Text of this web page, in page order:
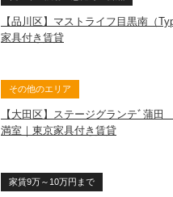
【品川区】マストライフ目黒南（
家具付き賃貸
その他のエリア
【大田区】ステージグランテﾞ蒲田
満室｜東京家具付き賃貸
家賃9万～10万円まで